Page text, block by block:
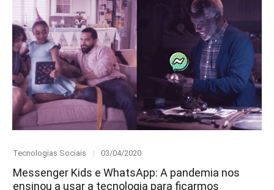
Category
Tecnologias Sociais
Posted
03/04/2020
Messenger Kids e WhatsApp: A pandemia nos
ensinou a usar a tecnologia para ficarmos